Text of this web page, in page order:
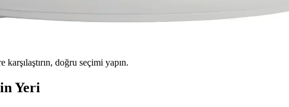
doğru seçimi yapın.
Yeri